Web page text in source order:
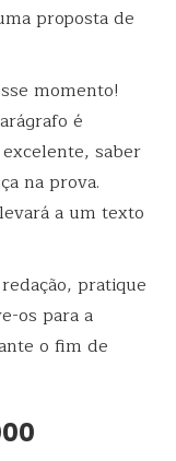
proposta de
momento!
é
saber
na prova.
a um texto
pratique
os para a
o fim de